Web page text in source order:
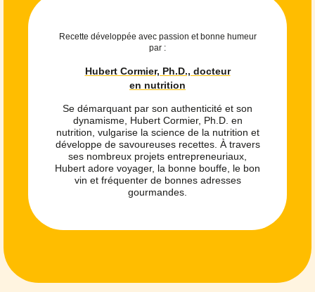
Recette développée avec passion et bonne humeur
par :
Hubert Cormier, Ph.D., docteur
en nutrition
Se démarquant par son authenticité et son
dynamisme, Hubert Cormier, Ph.D. en
nutrition, vulgarise la science de la nutrition et
développe de savoureuses recettes. À travers
ses nombreux projets entrepreneuriaux,
Hubert adore voyager, la bonne bouffe, le bon
vin et fréquenter de bonnes adresses
gourmandes.